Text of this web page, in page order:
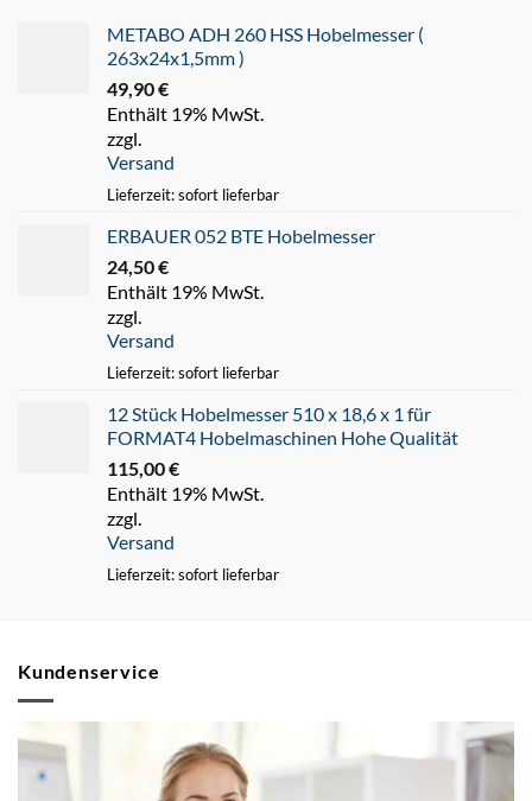
METABO ADH 260 HSS Hobelmesser (
263x24x1,5mm )
49,90€
Enthält 19% MwSt.
zzgl.
Versand
Lieferzeit: sofort lieferbar
ERBAUER 052 BTE Hobelmesser
24,50€
Enthält 19% MwSt.
zzgl.
Versand
Lieferzeit: sofort lieferbar
12 Stück Hobelmesser 510 x 18,6 x 1 für
FORMAT4 Hobelmaschinen Hohe Qualität
115,00€
Enthält 19% MwSt.
zzgl.
Versand
Lieferzeit: sofort lieferbar
Kundenservice